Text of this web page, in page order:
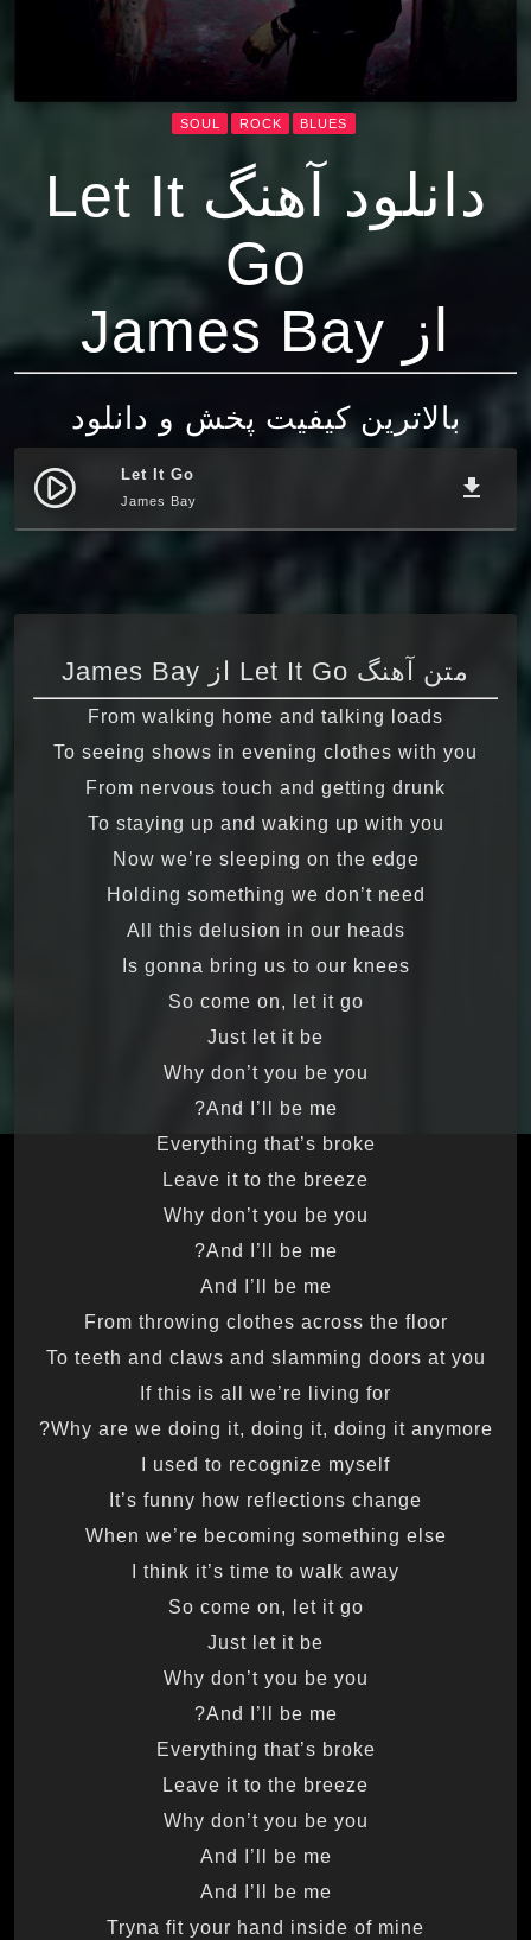
BLUES
ROCK
SOUL
دانلود آهنگ Let It
Go
از James Bay
بالاترین کیفیت پخش و دانلود
play_circle_filled Let It Go
James Bay file_download
متن آهنگ Let It Go از James Bay
From walking home and talking loads
To seeing shows in evening clothes with you
From nervous touch and getting drunk
To staying up and waking up with you
Now we’re sleeping on the edge
Holding something we don’t need
All this delusion in our heads
Is gonna bring us to our knees
So come on, let it go
Just let it be
Why don’t you be you
And I’ll be me?
Everything that’s broke
Leave it to the breeze
Why don’t you be you
And I’ll be me?
And I’ll be me
From throwing clothes across the floor
To teeth and claws and slamming doors at you
If this is all we’re living for
Why are we doing it, doing it, doing it anymore?
I used to recognize myself
It’s funny how reflections change
When we’re becoming something else
I think it’s time to walk away
So come on, let it go
Just let it be
Why don’t you be you
And I’ll be me?
Everything that’s broke
Leave it to the breeze
Why don’t you be you
And I’ll be me
And I’ll be me
Tryna fit your hand inside of mine